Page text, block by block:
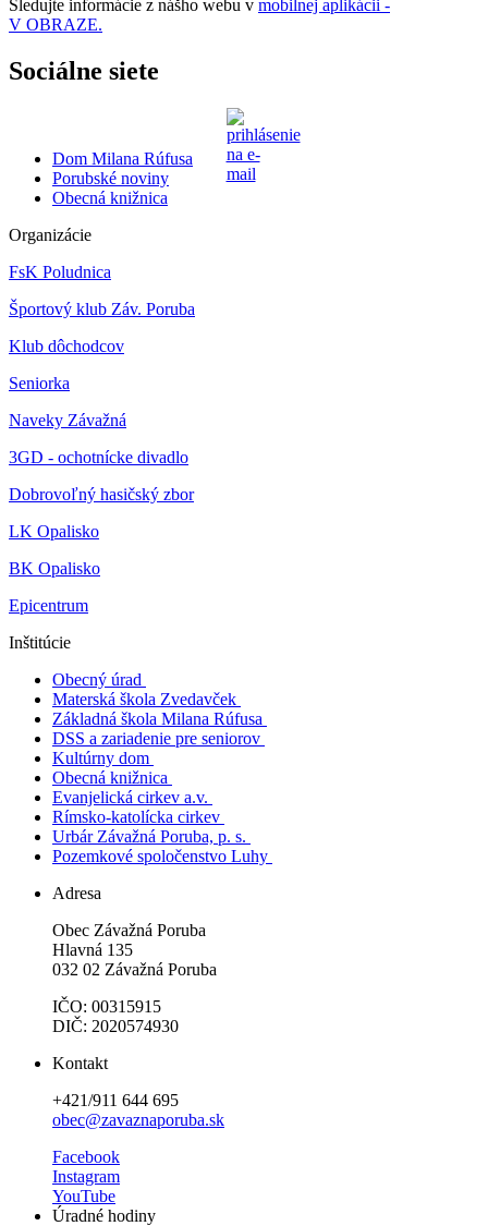
Sledujte informácie z nášho webu v mobilnej aplikácii -
V OBRAZE.
Sociálne siete
Dom Milana Rúfusa
Porubské noviny
Obecná knižnica
Organizácie
FsK Poludnica
Športový klub Záv. Poruba
Klub dôchodcov
Seniorka
Naveky Závažná
3GD - ochotnícke divadlo
Dobrovoľný hasičský zbor
LK Opalisko
BK Opalisko
Epicentrum
Inštitúcie
Obecný úrad
Materská škola Zvedavček
Základná škola Milana Rúfusa
DSS a zariadenie pre seniorov
Kultúrny dom
Obecná knižnica
Evanjelická cirkev a.v.
Rímsko-katolícka cirkev
Urbár Závažná Poruba, p. s.
Pozemkové spoločenstvo Luhy
Adresa
Obec Závažná Poruba
Hlavná 135
032 02 Závažná Poruba
IČO: 00315915
DIČ: 2020574930
Kontakt
+421/911 644 695
obec@zavaznaporuba.sk
Facebook
Instagram
YouTube
Úradné hodiny